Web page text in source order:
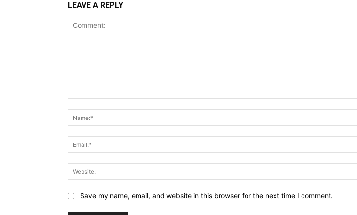
LEAVE A REPLY
Save my name, email, and website in this browser for the next time I comment.